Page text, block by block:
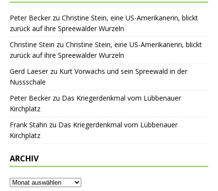
Peter Beckerzu Christine Stein, eine US-Amerikanerin, blickt
zurück auf ihre Spreewälder Wurzeln
Christine Stein zu Christine Stein, eine US-Amerikanerin, blickt
zurück auf ihre Spreewälder Wurzeln
Gerd Laeserzu Kurt Vorwachs und sein Spreewald in der
Nussschale
Peter Beckerzu Das Kriegerdenkmal vom Lübbenauer
Kirchplatz
Frank Stahn zu Das Kriegerdenkmal vom Lübbenauer
Kirchplatz
ARCHIV